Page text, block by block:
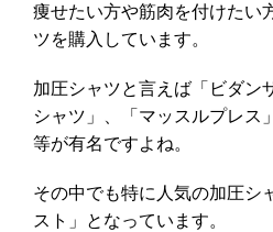
痩せたい方や筋肉を付けたい
ツを購入しています。
加圧シャツと言えば「ビダン
シャツ」、「マッスルプレス
等が有名ですよね。
その中でも特に人気の加圧シ
スト」となっています。